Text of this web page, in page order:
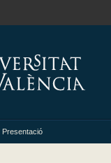
Presentació